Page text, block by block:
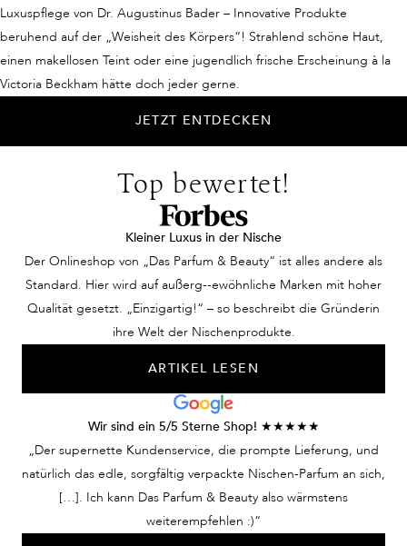
SISYMBRIUM IRIO SEED OIL, SODIUM CHLORIDE
Luxuspflege von Dr. Augustinus Bader – Innovative Produkte
beruhend auf der „Weisheit des Körpers“! Strahlend schöne Haut,
einen makellosen Teint oder eine jugendlich frische Erscheinung à la
Victoria Beckham hätte doch jeder gerne.
JETZT ENTDECKEN
Top bewertet!
Kleiner Luxus in der Nische
Der Onlineshop von „Das Parfum & Beauty“ ist alles andere als
Standard. Hier wird auf außerg--ewöhnliche Marken mit hoher
Qualität gesetzt. „Einzigartig!“ – so beschreibt die Gründerin
ihre Welt der Nischenprodukte.
ARTIKEL LESEN
Wir sind ein 5/5 Sterne Shop! ★★★★★
„Der supernette Kundenservice, die prompte Lieferung, und
natürlich das edle, sorgfältig verpackte Nischen-Parfum an sich,
[…]. Ich kann Das Parfum & Beauty also wärmstens
weiterempfehlen :)“